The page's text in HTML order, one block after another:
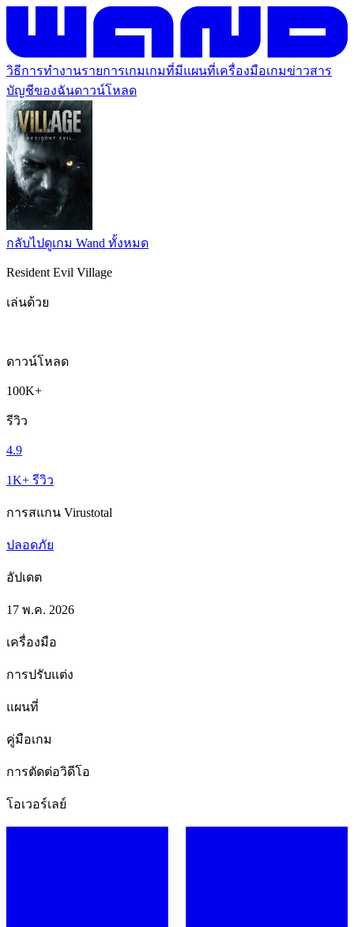
วิธีการทำงานรายการเกมเกมที่มีแผนที่เครื่องมือเกมข่าวสาร
บัญชีของฉันดาวน์โหลด
กลับไปดูเกม Wand ทั้งหมด
Resident Evil Village
เล่นด้วย
ดาวน์โหลด
100K+
รีวิว
4.9
1K+ รีวิว
การสแกน Virustotal
ปลอดภัย
อัปเดต
17 พ.ค. 2026
เครื่องมือ
การปรับแต่ง
แผนที่
คู่มือเกม
การตัดต่อวิดีโอ
โอเวอร์เลย์